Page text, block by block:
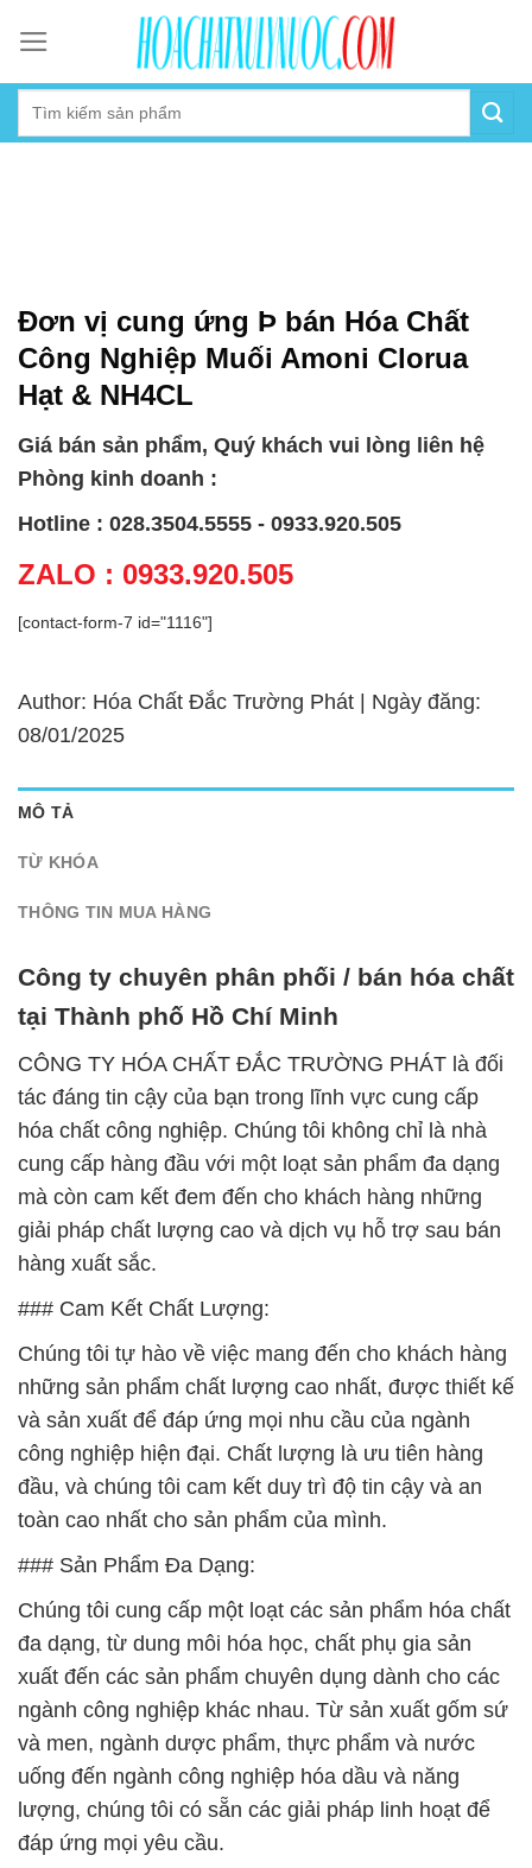
content
Đơn vị cung ứng Þ bán Hóa Chất
Công Nghiệp Muối Amoni Clorua
Hạt & NH4CL
Giá bán sản phẩm, Quý khách vui lòng liên hệ
Phòng kinh doanh :
Hotline : 028.3504.5555 - 0933.920.505
ZALO : 0933.920.505
[contact-form-7 id="1116"]
Author: Hóa Chất Đắc Trường Phát | Ngày đăng:
08/01/2025
MÔ TẢ
TỪ KHÓA
THÔNG TIN MUA HÀNG
Công ty chuyên phân phối / bán hóa chất
tại Thành phố Hồ Chí Minh
CÔNG TY HÓA CHẤT ĐẮC TRƯỜNG PHÁT là đối
tác đáng tin cậy của bạn trong lĩnh vực cung cấp
hóa chất công nghiệp. Chúng tôi không chỉ là nhà
cung cấp hàng đầu với một loạt sản phẩm đa dạng
mà còn cam kết đem đến cho khách hàng những
giải pháp chất lượng cao và dịch vụ hỗ trợ sau bán
hàng xuất sắc.
### Cam Kết Chất Lượng:
Chúng tôi tự hào về việc mang đến cho khách hàng
những sản phẩm chất lượng cao nhất, được thiết kế
và sản xuất để đáp ứng mọi nhu cầu của ngành
công nghiệp hiện đại. Chất lượng là ưu tiên hàng
đầu, và chúng tôi cam kết duy trì độ tin cậy và an
toàn cao nhất cho sản phẩm của mình.
### Sản Phẩm Đa Dạng:
Chúng tôi cung cấp một loạt các sản phẩm hóa chất
đa dạng, từ dung môi hóa học, chất phụ gia sản
xuất đến các sản phẩm chuyên dụng dành cho các
ngành công nghiệp khác nhau. Từ sản xuất gốm sứ
và men, ngành dược phẩm, thực phẩm và nước
uống đến ngành công nghiệp hóa dầu và năng
lượng, chúng tôi có sẵn các giải pháp linh hoạt để
đáp ứng mọi yêu cầu.